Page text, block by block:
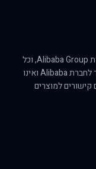
הסימן AliExpress הוא סימן מסחר רשום של חברת Alibaba Group, וכל
הזכויות הנוגעות לו שמורות לה. אתר זה אינו קשור לחברת Alibaba ואינו
קישורים למוצרים